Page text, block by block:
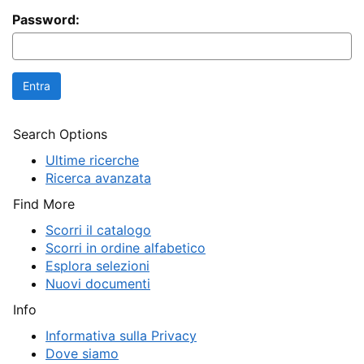
Password:
Search Options
Ultime ricerche
Ricerca avanzata
Find More
Scorri il catalogo
Scorri in ordine alfabetico
Esplora selezioni
Nuovi documenti
Info
Informativa sulla Privacy
Dove siamo